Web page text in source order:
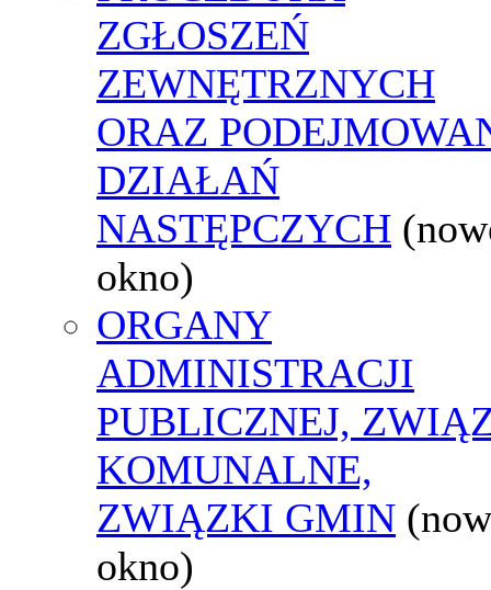
ZGŁOSZEŃ
ZEWNĘTRZNYCH
ORAZ
DZIAŁAŃ
NASTĘPCZYCH
okno)
ORGANY
ADMINISTRACJI
PUBLICZNEJ,
KOMUNALNE,
ZWIĄZKI GMIN
okno)